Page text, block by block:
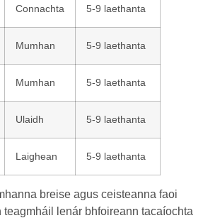
Connachta 5-9 laethanta
Mumhan 5-9 laethanta
Mumhan 5-9 laethanta
Ulaidh 5-9 laethanta
Laighean 5-9 laethanta
breise agus ceisteanna faoi
teagmháil lenár bhfoireann tacaíochta